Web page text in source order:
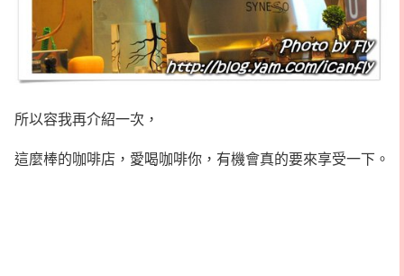
所以容我再介紹一次，
這麼棒的咖啡店，愛喝咖啡你，有機會真的要來享受一下。